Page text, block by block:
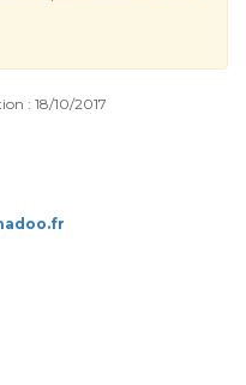
: 18/10/2017